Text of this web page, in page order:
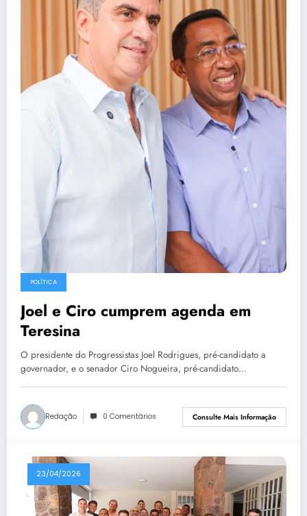
POLÍTICA
Joel e Ciro cumprem agenda em
Teresina
O presidente do Progressistas Joel Rodrigues, pré-candidato a
governador, e o senador Ciro Nogueira, pré-candidato…
Redação 0 Comentários Consulte Mais Informação
23/04/2026